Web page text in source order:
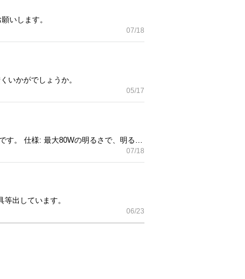
いします。
07/18
いかがでしょうか。
05/17
07/18
出しています。
06/23